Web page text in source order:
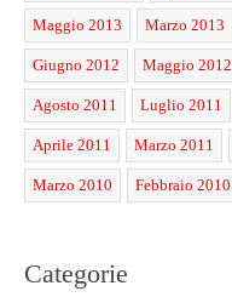
Maggio 2013 Marzo 2013
Giugno 2012 Maggio 2012
Agosto 2011 Luglio 2011
Aprile 2011 Marzo 2011
Marzo 2010 Febbraio 2010
Categorie